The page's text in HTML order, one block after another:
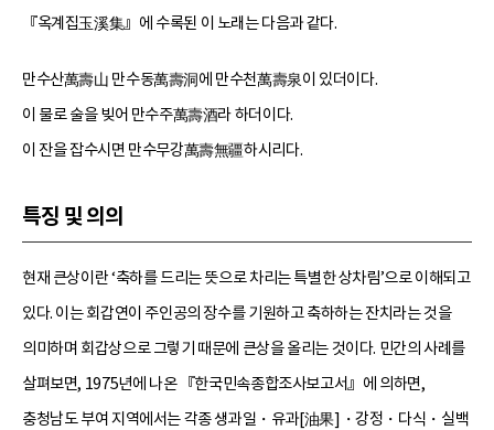
『옥계집玉溪集』에 수록된 이 노래는 다음과 같다.
만수산萬壽山 만수동萬壽洞에 만수천萬壽泉이 있더이다.
이 물로 술을 빚어 만수주萬壽酒라 하더이다.
이 잔을 잡수시면 만수무강萬壽無疆하시리다.
특징 및 의의
현재 큰상이란 ‘축하를 드리는 뜻으로 차리는 특별한 상차림’으로 이해되고
있다. 이는 회갑연이 주인공의 장수를 기원하고 축하하는 잔치라는 것을
의미하며 회갑상으로 그렇기 때문에 큰상을 올리는 것이다. 민간의 사례를
살펴보면, 1975년에 나온 『한국민속종합조사보고서』에 의하면,
충청남도 부여 지역에서는 각종 생과일・유과[油果]・강정・다식・실백